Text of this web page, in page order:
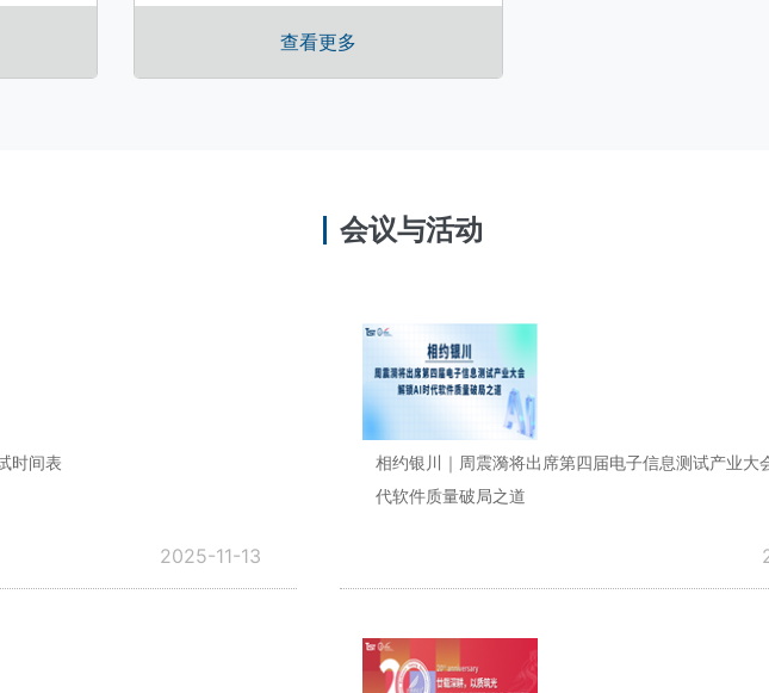
查看更多
时间表
2025-11-13
会议与活动
相约银川｜周震漪将出席第四届电子信息测试产业大
代软件质量破局之道